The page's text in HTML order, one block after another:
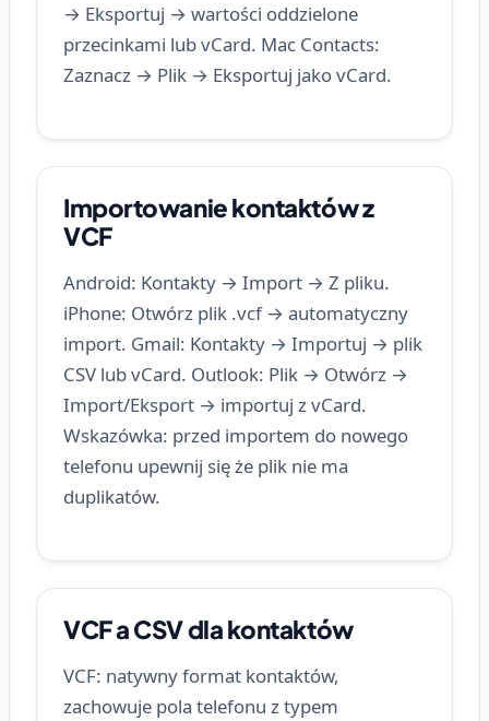
→ Eksportuj → wartości oddzielone
przecinkami lub vCard. Mac Contacts:
Zaznacz → Plik → Eksportuj jako vCard.
Importowanie kontaktów z
VCF
Android: Kontakty → Import → Z pliku.
iPhone: Otwórz plik .vcf → automatyczny
import. Gmail: Kontakty → Importuj → plik
CSV lub vCard. Outlook: Plik → Otwórz →
Import/Eksport → importuj z vCard.
Wskazówka: przed importem do nowego
telefonu upewnij się że plik nie ma
duplikatów.
VCF a CSV dla kontaktów
VCF: natywny format kontaktów,
zachowuje pola telefonu z typem